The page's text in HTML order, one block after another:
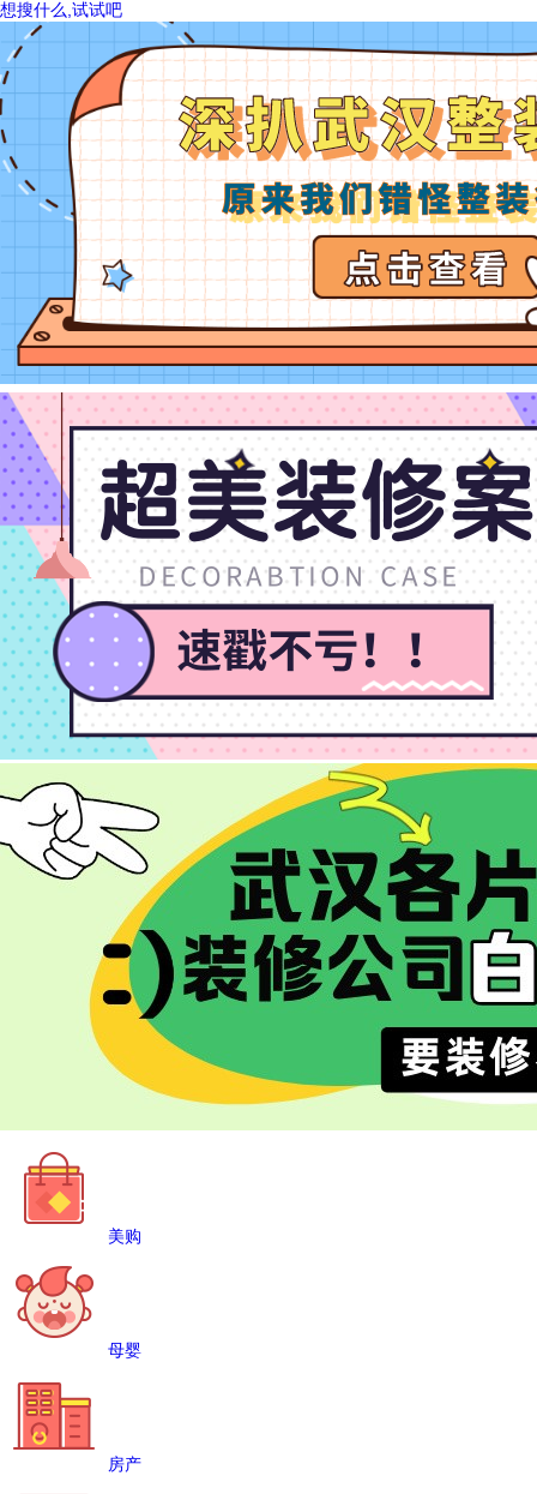
想搜什么,试试吧
美购
母婴
房产